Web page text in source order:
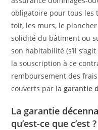
obligatoire pour tous les
toit, les murs, le
solidité du bâtiment ou
son habitabilité (s’il
la souscription à ce
remboursement des
couverts par lagarantie
La garantie
qu’est-ce que c’est ?